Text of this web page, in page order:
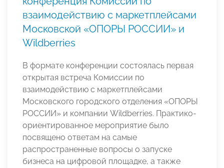
взаимодействию с маркетплейсами
Московской «ОПОРЫ РОССИИ» и
Wildberries
В формате конференции состоялась первая
открытая встреча Комиссии по
взаимодействию с маркетплейсами
Московского городского отделения «ОПОРЫ
РОССИИ» и компании Wildberries. Практико-
ориентированное мероприятие было
посвящено ответам на самые
распространенные вопросы о запуске
бизнеса на цифровой площадке, а также